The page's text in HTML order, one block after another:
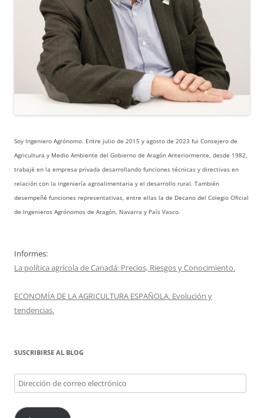
Soy Ingeniero Agrónomo. Entre julio de 2015 y agosto de 2023 fui Consejero de
Agricultura y Medio Ambiente del Gobierno de Aragón Anteriormente, desde 1982,
trabajé en la empresa privada desarrollando funciones técnicas y directivas en
relación con la ingeniería agroalimentaria y el desarrollo rural. También
desempeñé funciones representativas, entre ellas la de Decano del Colegio Oficial
de Ingenieros Agrónomos de Aragón, Navarra y País Vasco.
Informes:
La política agrícola de Canadá: Precios, Riesgos y Conocimiento.
ECONOMÍA DE LA AGRICULTURA ESPAÑOLA. Evolución y
tendencias.
SUSCRIBIRSE AL BLOG
Dirección
de
correo